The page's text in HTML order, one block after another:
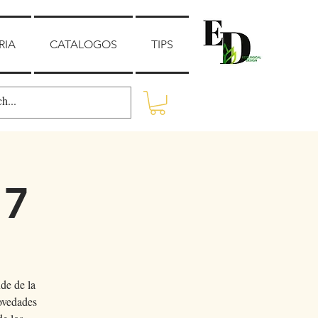
CATALOGOS TIPS
de la